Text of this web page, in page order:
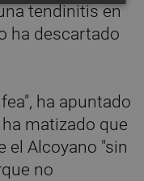
tendinitis en
ha descartado
ha apuntado
matizado que
el Alcoyano "sin
no